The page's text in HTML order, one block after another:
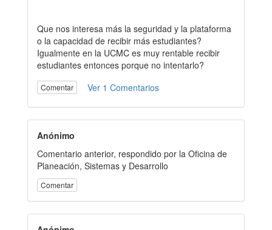
Que nos interesa más la seguridad y la plataforma
o la capacidad de recibir más estudiantes?
Igualmente en la UCMC es muy rentable recibir
estudiantes entonces porque no intentarlo?
Comentar Ver 1 Comentarios
Anónimo
Comentario anterior, respondido por la Oficina de
Planeación, Sistemas y Desarrollo
Comentar